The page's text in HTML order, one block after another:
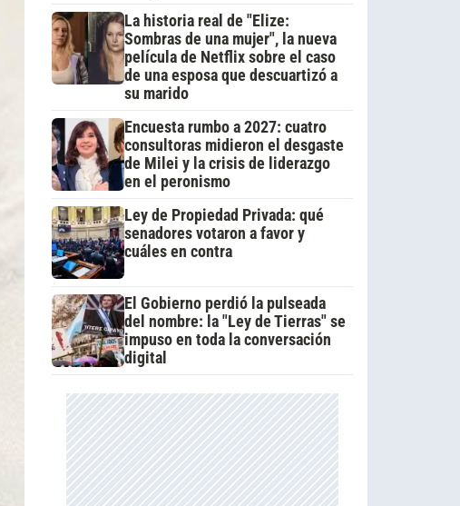
La historia real de "Elize:
Sombras de una mujer", la nueva
película de Netflix sobre el caso
de una esposa que descuartizó a
su marido
Encuesta rumbo a 2027: cuatro
consultoras midieron el desgaste
de Milei y la crisis de liderazgo
en el peronismo
Ley de Propiedad Privada: qué
senadores votaron a favor y
cuáles en contra
El Gobierno perdió la pulseada
del nombre: la "Ley de Tierras" se
impuso en toda la conversación
digital